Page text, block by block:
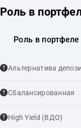
Роль в
Роль в портфеле
Альтернатива
Сбалансированная
High Yield (ВДО)